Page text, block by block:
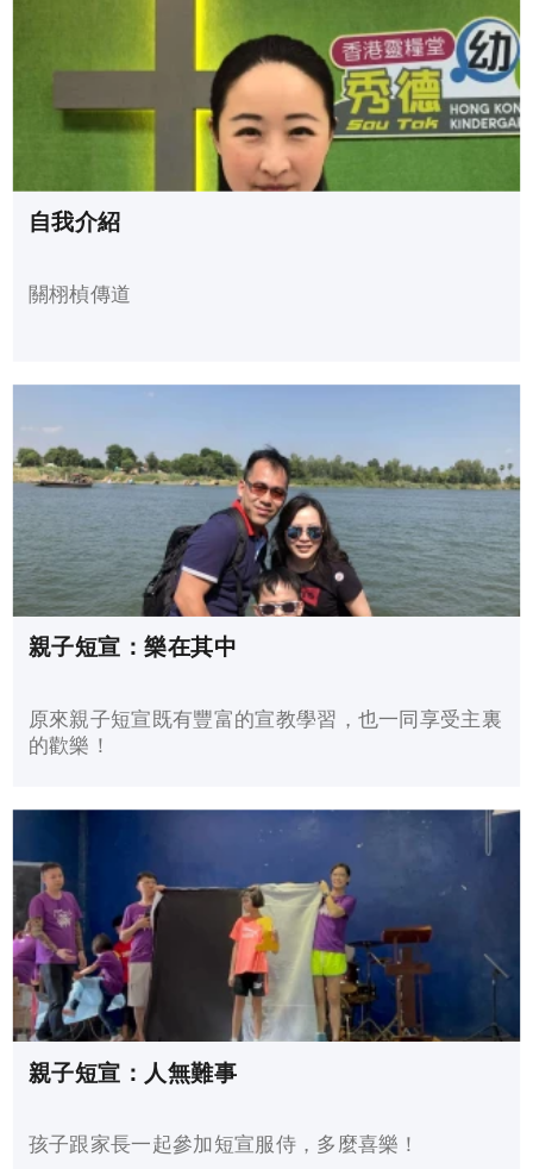
自我介紹
關栩楨傳道
親子短宣：樂在其中
原來親子短宣既有豐富的宣教學習，也一同享受主裏
的歡樂！
親子短宣：人無難事
孩子跟家長一起參加短宣服侍，多麼喜樂！